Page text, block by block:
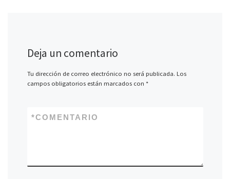
Deja un comentario
Tu dirección de correo electrónico no será publicada. Los
campos obligatorios están marcados con *
COMENTARIO
*